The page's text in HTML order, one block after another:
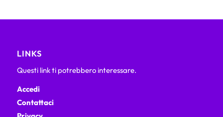
LINKS
Questi link ti potrebbero interessare.
Accedi
Contattaci